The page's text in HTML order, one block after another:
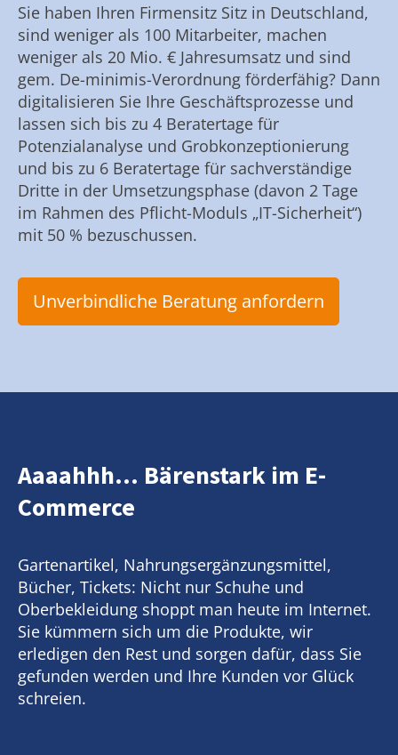
Sie haben Ihren Firmensitz Sitz in Deutschland,
sind weniger als 100 Mitarbeiter, machen
weniger als 20 Mio. € Jahresumsatz und sind
gem. De-minimis-Verordnung förderfähig? Dann
digitalisieren Sie Ihre Geschäftsprozesse und
lassen sich bis zu 4 Beratertage für
Potenzialanalyse und Grobkonzeptionierung
und bis zu 6 Beratertage für sachverständige
Dritte in der Umsetzungsphase (davon 2 Tage
im Rahmen des Pflicht-Moduls „IT-Sicherheit“)
mit 50 % bezuschussen.
Unverbindliche Beratung anfordern
Aaaahhh... Bärenstark im E-
Commerce
Gartenartikel, Nahrungsergänzungsmittel,
Bücher, Tickets: Nicht nur Schuhe und
Oberbekleidung shoppt man heute im Internet.
Sie kümmern sich um die Produkte, wir
erledigen den Rest und sorgen dafür, dass Sie
gefunden werden und Ihre Kunden vor Glück
schreien.